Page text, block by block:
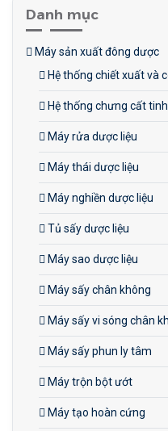
Danh mục
Máy sản xuất đông dược
Hệ thống chiết xuất và
Hệ thống chưng cất
Máy rửa dược liệu
Máy thái dược liệu
Máy nghiền dược liệu
Tủ sấy dược liệu
Máy sao dược liệu
Máy sấy chân không
Máy sấy vi sóng chân
Máy sấy phun ly tâm
Máy trộn bột ướt
Máy tạo hoàn cứng